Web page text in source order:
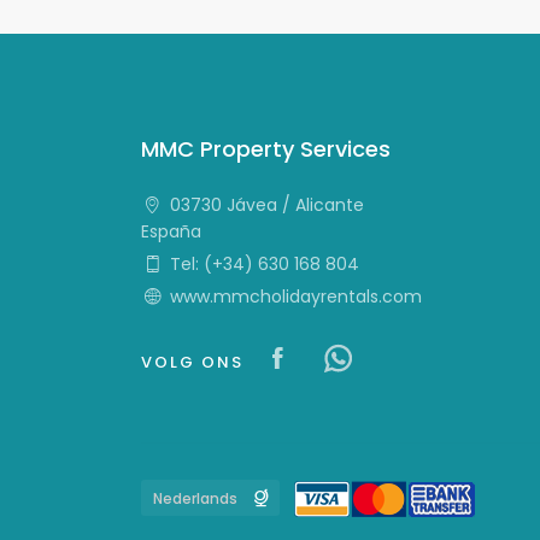
MMC Property Services
03730 Jávea / Alicante
España
Tel: (+34) 630 168 804
www.mmcholidayrentals.com
VOLG ONS Visit our Facebook
Languages